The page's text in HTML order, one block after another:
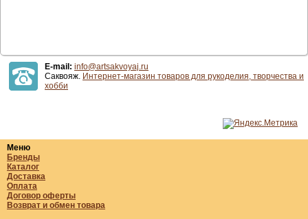
E-mail: info@artsakvoyaj.ru
Саквояж. Интернет-магазин товаров для рукоделия, творчества и
хобби
Меню
Бренды
Каталог
Доставка
Оплата
Договор оферты
Возврат и обмен товара